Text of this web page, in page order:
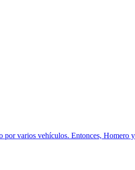
varios vehículos. Entonces,